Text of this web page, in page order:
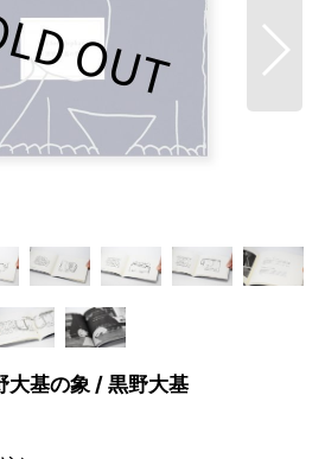
基の象 / 黒野大基